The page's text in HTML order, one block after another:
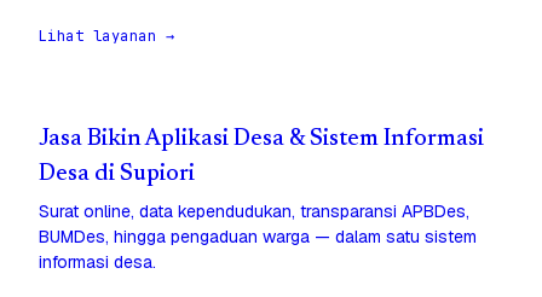
Lihat layanan →
Jasa Bikin Aplikasi Desa & Sistem Informasi
Desa di Supiori
Surat online, data kependudukan, transparansi APBDes,
BUMDes, hingga pengaduan warga — dalam satu sistem
informasi desa.